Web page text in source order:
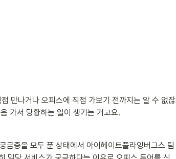
만나거나 오피스에 직접 가보기 전까지는 알 수 없잖
가서 당황하는 일이 생기는 거고요.
금증을 모두 푼 상태에서 아이헤이트플라잉버그스 팀